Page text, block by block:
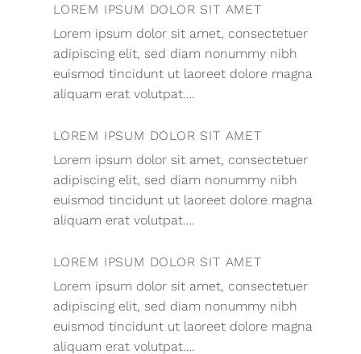
LOREM IPSUM DOLOR SIT AMET
Lorem ipsum dolor sit amet, consectetuer
adipiscing elit, sed diam nonummy nibh
euismod tincidunt ut laoreet dolore magna
aliquam erat volutpat….
LOREM IPSUM DOLOR SIT AMET
Lorem ipsum dolor sit amet, consectetuer
adipiscing elit, sed diam nonummy nibh
euismod tincidunt ut laoreet dolore magna
aliquam erat volutpat….
LOREM IPSUM DOLOR SIT AMET
Lorem ipsum dolor sit amet, consectetuer
adipiscing elit, sed diam nonummy nibh
euismod tincidunt ut laoreet dolore magna
aliquam erat volutpat….